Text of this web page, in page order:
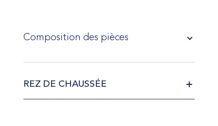
Composition des pièces
REZ DE CHAUSSÉE